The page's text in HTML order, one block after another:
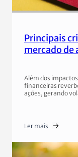
Principais
mercado de
Além dos
financeiras
ações, gerando
Ler mais